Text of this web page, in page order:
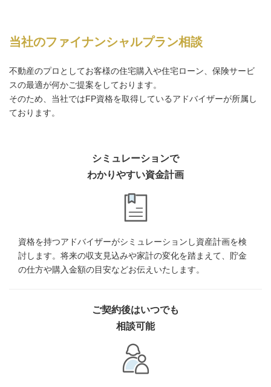
当社のファイナンシャルプラン相談
不動産のプロとしてお客様の住宅購入や住宅ローン、保険サービ
スの最適が何かご提案をしております。
そのため、当社ではFP資格を取得しているアドバイザーが所属し
ております。
シミュレーションで
わかりやすい資金計画
資格を持つアドバイザーがシミュレーションし資産計画を検
討します。将来の収支見込みや家計の変化を踏まえて、貯金
の仕方や購入金額の目安などお伝えいたします。
ご契約後はいつでも
相談可能